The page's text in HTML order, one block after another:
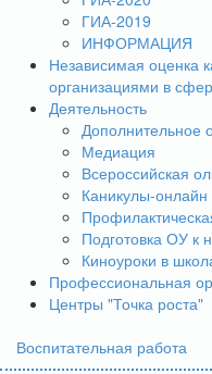
ГИА-2019
ИНФОРМАЦИЯ
Независимая оценка
организациями в
Деятельность
Дополнительное
Медиация
Всероссийская
Каникулы-онлайн
Подготовка ОУ к
Киноуроки в
Профессиональная
Центры "Точка роста"
Воспитательная работа